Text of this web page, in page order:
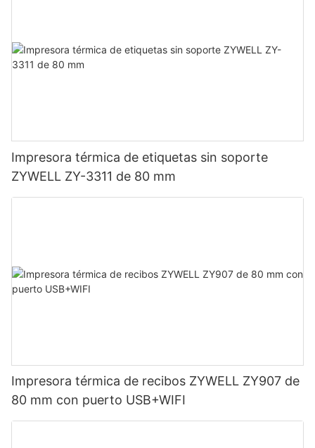
Impresora térmica de etiquetas sin soporte
ZYWELL ZY-3311 de 80 mm
Impresora térmica de recibos ZYWELL ZY907 de
80 mm con puerto USB+WIFI